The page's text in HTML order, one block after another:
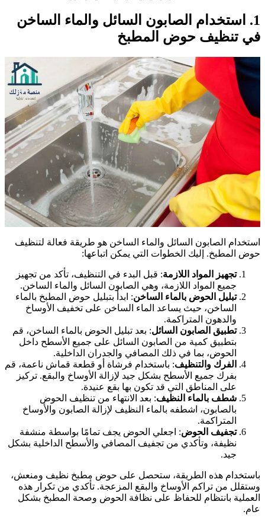
استخدام الصابون السائل والماء الساخن
تنظيف حوض المطبخ
الصابون السائل والماء الساخن هو طريقة فعالة لتنظيف
المطبخ. إليك الخطوات التي يمكن اتباعها:
تجهيز المواد اللازمة: قبل البدء في التنظيف، تأكد من تجهيز
جميع المواد اللازمة، وهي الصابون السائل والماء الساخن.
تبليل الحوض بالماء الساخن: ابدأ بتبليل حوض المطبخ بالماء
الساخن، حيث يساعد الماء الساخن على تخفيف الأوساخ
والدهون المتراكمة.
تطبيق الصابون السائل: بعد تبليل الحوض بالماء الساخن، قم
بتطبيق كمية من الصابون السائل على جميع الأسطح داخل
الحوض، بما في ذلك المصافي والجدران الداخلية.
الفرك والتنظيف: باستخدام فرشاة أو قطعة قماش ناعمة، قم
بفرك جميع الأسطح بشكل جيد لإزالة الأوساخ والبقع. تركيز
على المناطق التي قد تكون بها بقع عنيدة.
شطف بالماء النظيف: بعد الانتهاء من تنظيف الحوض
بالصابون، اشطفه بالماء النظيف لإزالة الصابون والأوساخ
المتراكمة.
تجفيف الحوض: اجعلي الحوض يجف تمامًا بواسطة منشفة
نظيفة، وتأكدي من تجفيف المصافي والأسطح الداخلية بشكل
جيد.
هذه الطريقة، ستحصل على حوض مطبخ نظيف ومنعش،
من تراكم الأوساخ والبقع المزعجة. تأكدي من تكرار هذه
بانتظام للحفاظ على نظافة الحوض وصحة المطبخ بشكل